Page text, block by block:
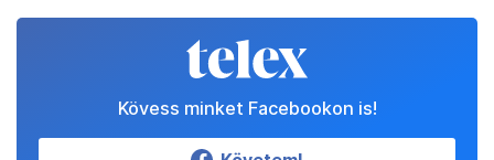
Kövess minket Facebookon is!